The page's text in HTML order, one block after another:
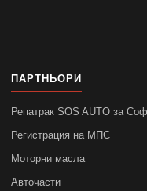
ПАРТНЬОРИ
Репатрак SOS AUTO за
Регистрация на МПС
Моторни масла
Авточасти